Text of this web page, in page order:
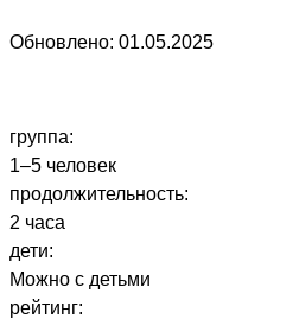
Обновлено: 01.05.2025
группа:
1–5 человек
продолжительность:
2 часа
дети:
Можно с детьми
рейтинг: